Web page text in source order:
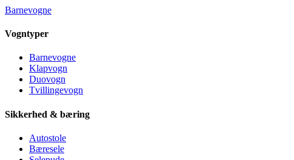
Barnevogne
Vogntyper
Barnevogne
Klapvogn
Duovogn
Tvillingevogn
Sikkerhed & bæring
Autostole
Bæresele